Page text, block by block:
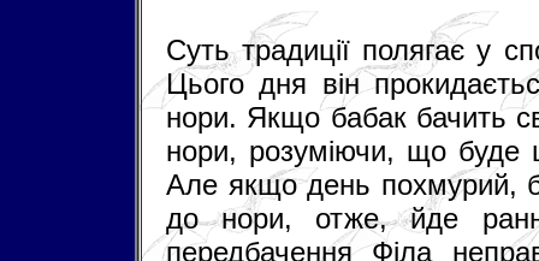
Суть традиції полягає у
Цього дня він
нори. Якщо бабак бачить
нори, розуміючи, що буде
Але якщо день похмурий,
до нори, отже, йде
передбачення Філа